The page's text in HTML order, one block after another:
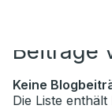
Beiträge
Keine
Die Liste